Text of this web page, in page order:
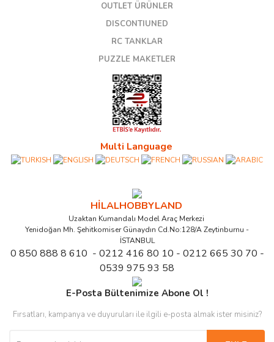
OUTLET ÜRÜNLER
DISCONTIUNED
RC TANKLAR
PUZZLE MAKETLER
Multi Language
HİLALHOBBYLAND
Uzaktan Kumandalı Model Araç Merkezi
Yenidoğan Mh. Şehitkomiser Günaydın Cd.No:128/A Zeytinburnu -
İSTANBUL
0 850 888 8 610 - 0212 416 80 10 - 0212 665 30 70 -
0539 975 93 58
E-Posta Bültenimize Abone Ol !
Fırsatları, kampanya ve duyuruları ile ilgili e-posta almak ister misiniz?